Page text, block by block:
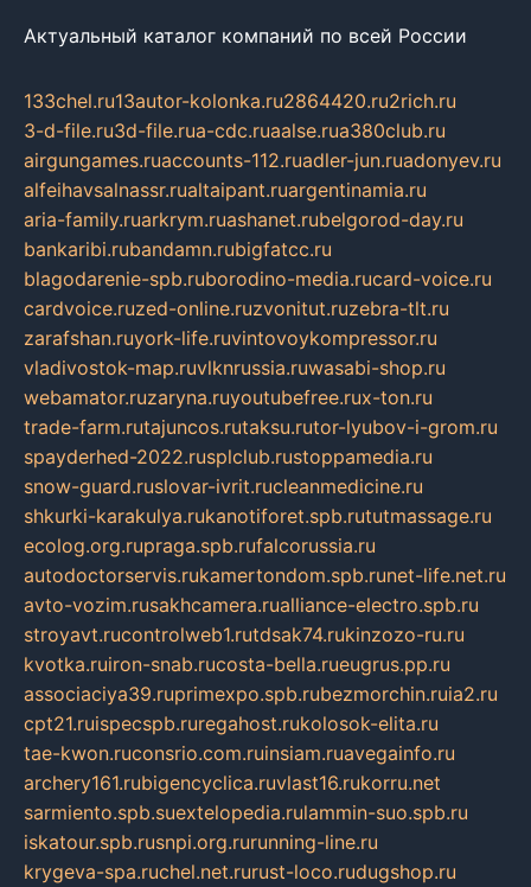
Актуальный каталог компаний по всей России
133chel.ru13autor-kolonka.ru2864420.ru2rich.ru
3-d-file.ru3d-file.rua-cdc.ruaalse.rua380club.ru
airgungames.ruaccounts-112.ruadler-jun.ruadonyev.ru
alfeihavsalnassr.rualtaipant.ruargentinamia.ru
aria-family.ruarkrym.ruashanet.rubelgorod-day.ru
bankaribi.rubandamn.rubigfatcc.ru
blagodarenie-spb.ruborodino-media.rucard-voice.ru
cardvoice.ruzed-online.ruzvonitut.ruzebra-tlt.ru
zarafshan.ruyork-life.ruvintovoykompressor.ru
vladivostok-map.ruvlknrussia.ruwasabi-shop.ru
webamator.ruzaryna.ruyoutubefree.rux-ton.ru
trade-farm.rutajuncos.rutaksu.rutor-lyubov-i-grom.ru
spayderhed-2022.rusplclub.rustoppamedia.ru
snow-guard.ruslovar-ivrit.rucleanmedicine.ru
shkurki-karakulya.rukanotiforet.spb.rututmassage.ru
ecolog.org.rupraga.spb.rufalcorussia.ru
autodoctorservis.rukamertondom.spb.runet-life.net.ru
avto-vozim.rusakhcamera.rualliance-electro.spb.ru
stroyavt.rucontrolweb1.rutdsak74.rukinzozo-ru.ru
kvotka.ruiron-snab.rucosta-bella.rueugrus.pp.ru
associaciya39.ruprimexpo.spb.rubezmorchin.ruia2.ru
cpt21.ruispecspb.ruregahost.rukolosok-elita.ru
tae-kwon.ruconsrio.com.ruinsiam.ruavegainfo.ru
archery161.rubigencyclica.ruvlast16.rukorru.net
sarmiento.spb.suextelopedia.rulammin-suo.spb.ru
iskatour.spb.rusnpi.org.rurunning-line.ru
krygeva-spa.ruchel.net.rurust-loco.rudugshop.ru